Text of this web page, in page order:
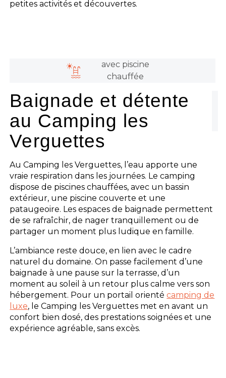
petites activités et découvertes.
avec piscine
chauffée
Baignade et détente
au Camping les
Verguettes
Au Camping les Verguettes, l’eau apporte une
vraie respiration dans les journées. Le camping
dispose de piscines chauffées, avec un bassin
extérieur, une piscine couverte et une
pataugeoire. Les espaces de baignade permettent
de se rafraîchir, de nager tranquillement ou de
partager un moment plus ludique en famille.
L’ambiance reste douce, en lien avec le cadre
naturel du domaine. On passe facilement d’une
baignade à une pause sur la terrasse, d’un
moment au soleil à un retour plus calme vers son
hébergement. Pour un portail orientécamping de
luxe, le Camping les Verguettes met en avant un
confort bien dosé, des prestations soignées et une
expérience agréable, sans excès.